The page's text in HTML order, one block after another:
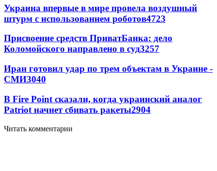
Украина впервые в мире провела воздушный
штурм с использованием роботов4723
Присвоение средств ПриватБанка: дело
Коломойского направлено в суд3257
Иран готовил удар по трем объектам в Украине -
СМИ3040
В Fire Point сказали, когда украинский аналог
Patriot начнет сбивать ракеты2904
Читать комментарии